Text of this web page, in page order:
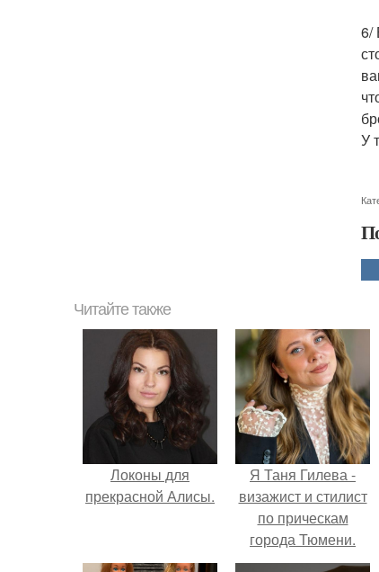
6/
У
Читайте также
Локоны для
прекрасной Алисы.
Я Таня Гилева -
визажист и стилист
по прическам
города Тюмени.